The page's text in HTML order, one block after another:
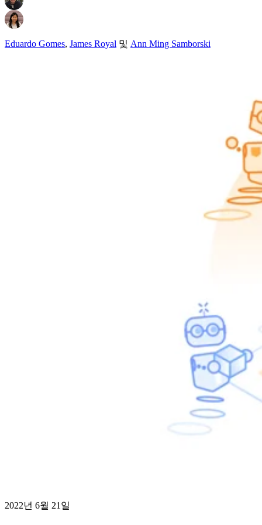
Eduardo Gomes, James Royal 및 Ann Ming Samborski
2022년 6월 21일